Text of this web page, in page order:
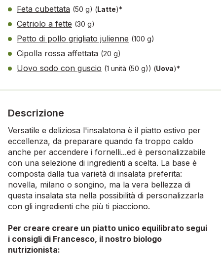
Feta cubettata (50 g) (Latte)*
Cetriolo a fette (30 g)
Petto di pollo grigliato julienne (100 g)
Cipolla rossa affettata (20 g)
Uovo sodo con guscio (1 unità (50 g)) (Uova)*
Descrizione
Versatile e deliziosa l'insalatona è il piatto estivo per
eccellenza, da preparare quando fa troppo caldo
anche per accendere i fornelli...ed è personalizzabile
con una selezione di ingredienti a scelta. La base è
composta dalla tua varietà di insalata preferita:
novella, milano o songino, ma la vera bellezza di
questa insalata sta nella possibilità di personalizzarla
con gli ingredienti che più ti piacciono.
Per creare creare un piatto unico equilibrato segui
i consigli di Francesco, il nostro biologo
nutrizionista: